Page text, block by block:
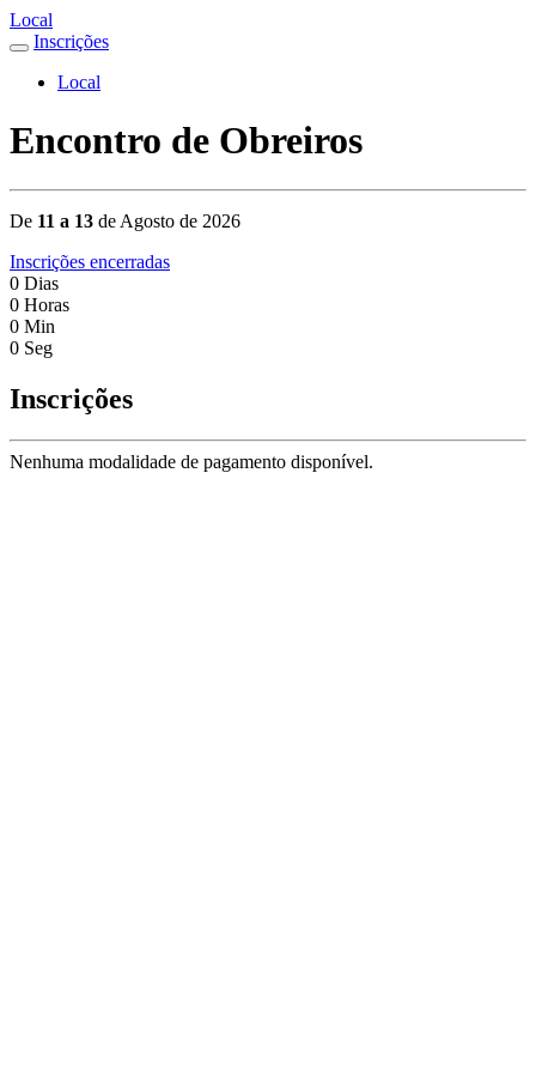
Local
Inscrições
Local
Encontro de Obreiros
De 11 a 13 de Agosto de 2026
Inscrições encerradas
0 Dias
0 Horas
0 Min
0 Seg
Inscrições
Nenhuma modalidade de pagamento disponível.